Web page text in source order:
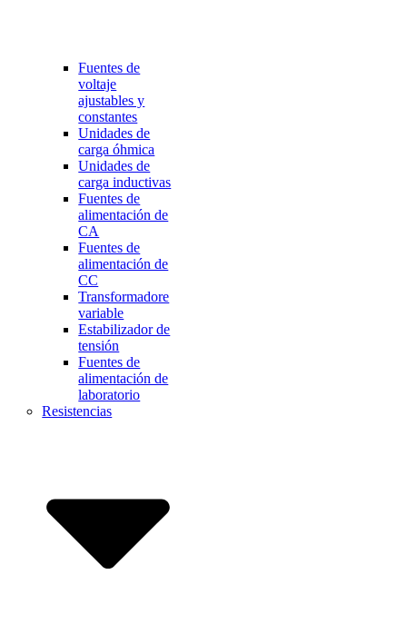
Fuentes de
voltaje
ajustables y
constantes
Unidades de
carga óhmica
Unidades de
carga inductivas
Fuentes de
alimentación de
CA
Fuentes de
alimentación de
CC
Transformadore
variable
Estabilizador de
tensión
Fuentes de
alimentación de
laboratorio
Resistencias